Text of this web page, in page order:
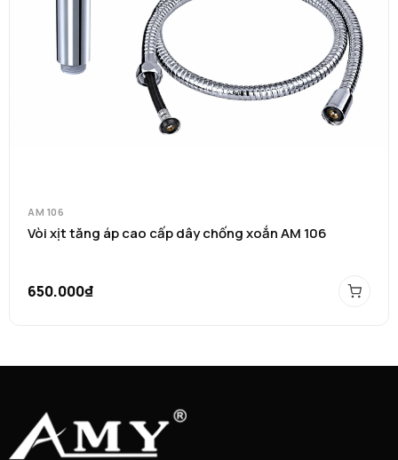
AM 106
Vòi xịt tăng áp cao cấp dây chống xoắn AM 106
650.000₫